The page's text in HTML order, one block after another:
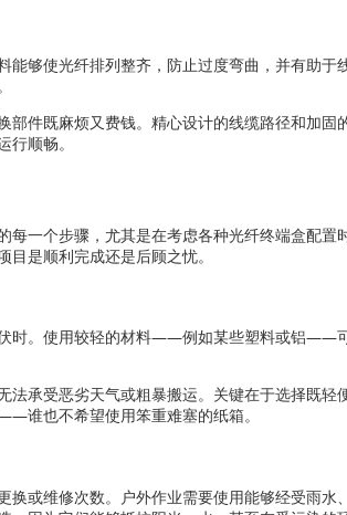
能够使光纤排列整齐，防止过度弯曲，并有助
部件既麻烦又费钱。精心设计的线缆路径和加
顺畅。
一个步骤，尤其是在考虑各种光纤终端盒配置
是顺利完成还是后顾之忧。
时。使用较轻的材料——例如某些塑料或铝——
法承受恶劣天气或粗暴搬运。关键在于选择既
谁也不希望使用笨重难塞的纸箱。
换或维修次数。户外作业需要使用能够经受雨